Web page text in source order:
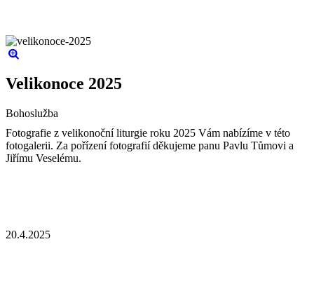
Velikonoce 2025
Bohoslužba
Fotografie z velikonoční liturgie roku 2025 Vám nabízíme v této
fotogalerii. Za pořízení fotografií děkujeme panu Pavlu Tůmovi a
Jiřímu Veselému.
20.4.2025